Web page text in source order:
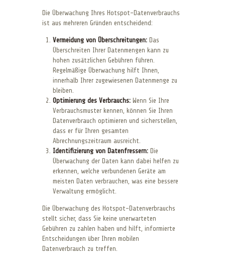
Die Überwachung Ihres Hotspot-Datenverbrauchs
ist aus mehreren Gründen entscheidend:
Vermeidung von Überschreitungen: Das
Überschreiten Ihrer Datenmengen kann zu
hohen zusätzlichen Gebühren führen.
Regelmäßige Überwachung hilft Ihnen,
innerhalb Ihrer zugewiesenen Datenmenge zu
bleiben.
Optimierung des Verbrauchs: Wenn Sie Ihre
Verbrauchsmuster kennen, können Sie Ihren
Datenverbrauch optimieren und sicherstellen,
dass er für Ihren gesamten
Abrechnungszeitraum ausreicht.
Identifizierung von Datenfressern: Die
Überwachung der Daten kann dabei helfen zu
erkennen, welche verbundenen Geräte am
meisten Daten verbrauchen, was eine bessere
Verwaltung ermöglicht.
Die Überwachung des Hotspot-Datenverbrauchs
stellt sicher, dass Sie keine unerwarteten
Gebühren zu zahlen haben und hilft, informierte
Entscheidungen über Ihren mobilen
Datenverbrauch zu treffen.